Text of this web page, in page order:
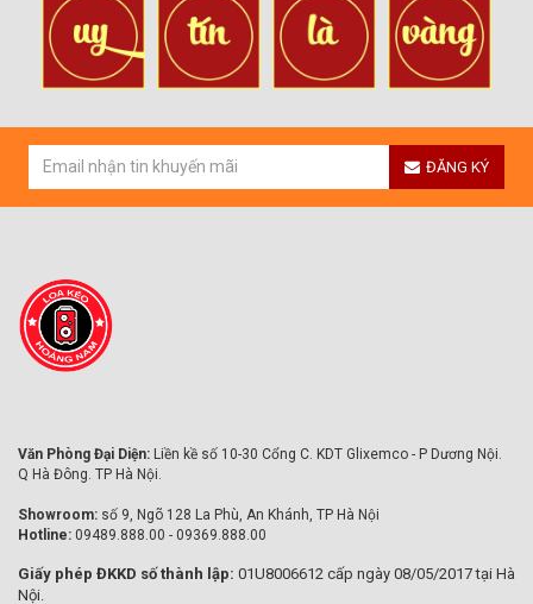
ĐĂNG KÝ
Văn Phòng Đại Diện: Liền kề số 10-30 Cổng C. KDT Glixemco - P Dương Nội.
Q Hà Đông. TP Hà Nội.
Showroom: số 9, Ngõ 128 La Phù, An Khánh, TP Hà Nội
Hotline: 09489.888.00 - 09369.888.00
Giấy phép ĐKKD số thành lập: 01U8006612 cấp ngày 08/05/2017 tại Hà
Nội.